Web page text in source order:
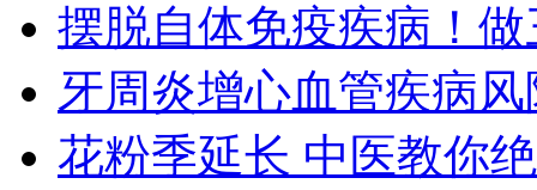
摆脱自体免疫疾病！
牙周炎增心血管疾病
花粉季延长 中医教你